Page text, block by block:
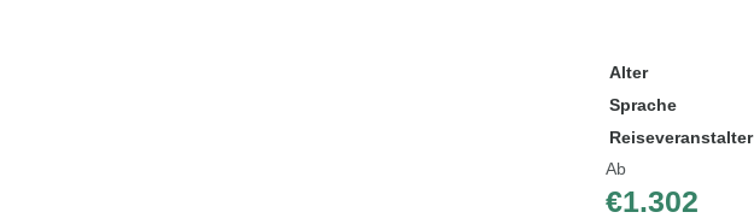
Alter
Sprache
Reiseveranstalter
Ab
€1.302